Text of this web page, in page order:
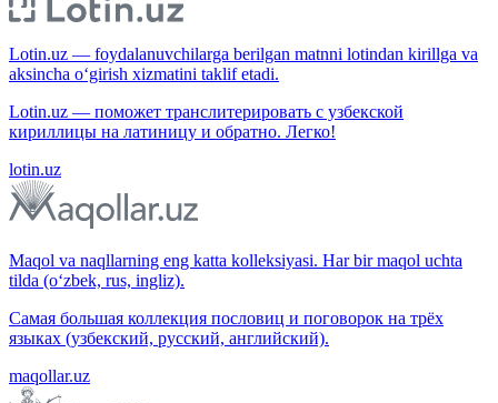
Lotin.uz — foydalanuvchilarga berilgan matnni lotindan kirillga va
aksincha o‘girish xizmatini taklif etadi.
Lotin.uz — поможет транслитерировать с узбекской
кириллицы на латиницу и обратно. Легко!
lotin.uz
Maqol va naqllarning eng katta kolleksiyasi. Har bir maqol uchta
tilda (o‘zbek, rus, ingliz).
Самая большая коллекция пословиц и поговорок на трёх
языках (узбекский, русский, английский).
maqollar.uz